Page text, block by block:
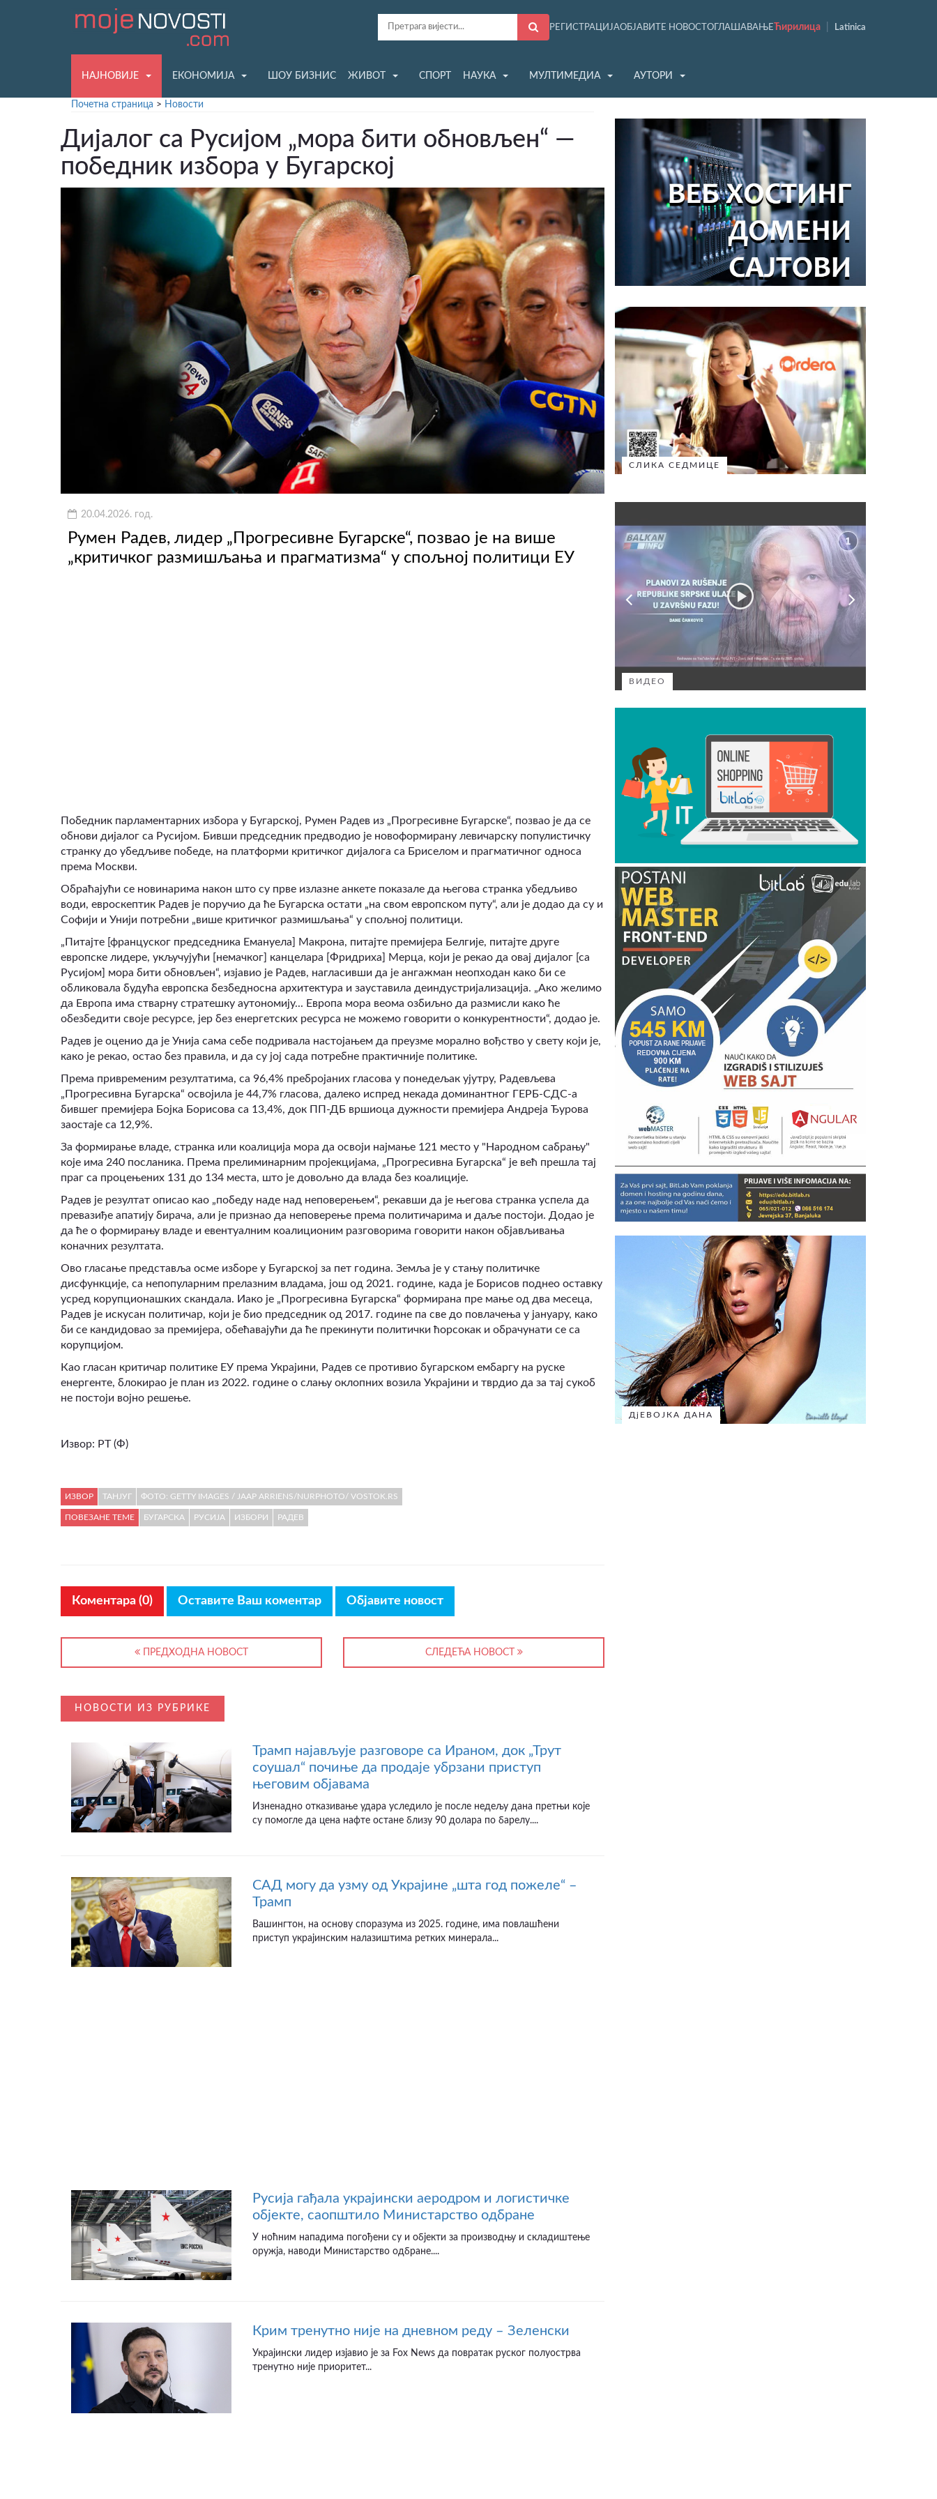
РЕГИСТРАЦИЈАОБЈАВИТЕ НОВОСТ ОГЛАШАВАЊЕ Ћирилица Latinica
НАЈНОВИЈЕ ЕКОНОМИЈА ШОУ БИЗНИС ЖИВОТ СПОРТ НАУКА МУЛТИМЕДИА АУТОРИ
Почетна страница > Новости
Дијалог са Русијом „мора бити обновљен“ —
победник избора у Бугарској
20.04.2026. год.
Румен Радев, лидер „Прогресивне Бугарске“, позвао је на више
„критичког размишљања и прагматизма“ у спољној политици ЕУ
Победник парламентарних избора у Бугарској, Румен Радев из „Прогресивне Бугарске“, позвао је да се
обнови дијалог са Русијом. Бивши председник предводио је новоформирану левичарску популистичку
странку до убедљиве победе, на платформи критичког дијалога са Бриселом и прагматичног односа
према Москви.
Обраћајући се новинарима након што су прве излазне анкете показале да његова странка убедљиво
води, евроскептик Радев је поручио да ће Бугарска остати „на свом европском путу“, али је додао да су и
Софији и Унији потребни „више критичког размишљања“ у спољној политици.
„Питајте [француског председника Емануела] Макрона, питајте премијера Белгије, питајте друге
европске лидере, укључујући [немачког] канцелара [Фридриха] Мерца, који је рекао да овај дијалог [са
Русијом] мора бити обновљен“, изјавио је Радев, нагласивши да је ангажман неопходан како би се
обликовала будућа европска безбедносна архитектура и зауставила деиндустријализација. „Ако желимо
да Европа има стварну стратешку аутономију... Европа мора веома озбиљно да размисли како ће
обезбедити своје ресурсе, јер без енергетских ресурса не можемо говорити о конкурентности“, додао је.
Радев је оценио да је Унија сама себе подривала настојањем да преузме морално вођство у свету који је,
како је рекао, остао без правила, и да су јој сада потребне практичније политике.
Према привременим резултатима, са 96,4% пребројаних гласова у понедељак ујутру, Радевљева
„Прогресивна Бугарска“ освојила је 44,7% гласова, далеко испред некада доминантног ГЕРБ-СДС-а
бившег премијера Бојка Борисова са 13,4%, док ПП-ДБ вршиоца дужности премијера Андреја Ђурова
заостаје са 12,9%.
За формирање владе, странка или коалиција мора да освоји најмање 121 место у "Народном сабрању"
које има 240 посланика. Према прелиминарним пројекцијама, „Прогресивна Бугарска“ је већ прешла тај
праг са процењених 131 до 134 места, што је довољно да влада без коалиције.
Радев је резултат описао као „победу наде над неповерењем“, рекавши да је његова странка успела да
превазиђе апатију бирача, али је признао да неповерење према политичарима и даље постоји. Додао је
да ће о формирању владе и евентуалним коалиционим разговорима говорити након објављивања
коначних резултата.
Ово гласање представља осме изборе у Бугарској за пет година. Земља је у стању политичке
дисфункције, са непопуларним прелазним владама, још од 2021. године, када је Борисов поднео оставку
усред корупционашких скандала. Иако је „Прогресивна Бугарска“ формирана пре мање од два месеца,
Радев је искусан политичар, који је био председник од 2017. године па све до повлачења у јануару, како
би се кандидовао за премијера, обећавајући да ће прекинути политички ћорсокак и обрачунати се са
корупцијом.
Као гласан критичар политике ЕУ према Украјини, Радев се противио бугарском ембаргу на руске
енергенте, блокирао је план из 2022. године о слању оклопних возила Украјини и тврдио да за тај сукоб
не постоји војно решење.
Извор: РТ (Ф)
ИЗВОР ТАНЈУГ ФОТО: GETTY IMAGES / JAAP ARRIENS/NURPHOTO/ VOSTOK.RS
ПОВЕЗАНЕ ТЕМЕ БУГАРСКА РУСИЈА ИЗБОРИ РАДЕВ
Коментара (0) Оставите Ваш коментар Објавите новост
ПРЕДХОДНА НОВОСТ СЛЕДЕЋА НОВОСТ
НОВОСТИ ИЗ РУБРИКЕ
Трамп најављује разговоре са Ираном, док „Трут
соушал“ почиње да продаје убрзани приступ
његовим објавама
Изненадно отказивање удара уследило је после недељу дана претњи које
су помогле да цена нафте остане близу 90 долара по барелу....
САД могу да узму од Украјине „шта год пожеле“ –
Трамп
Вашингтон, на основу споразума из 2025. године, има повлашћени
приступ украјинским налазиштима ретких минерала...
Русија гађала украјински аеродром и логистичке
објекте, саопштило Министарство одбране
У ноћним нападима погођени су и објекти за производњу и складиштење
оружја, наводи Министарство одбране....
Крим тренутно није на дневном реду – Зеленски
Украјински лидер изјавио је за Fox News да повратак руског полуострва
тренутно није приоритет...
СЛИКА СЕДМИЦЕ
ВИДЕО
ДјЕВОЈКА ДАНА